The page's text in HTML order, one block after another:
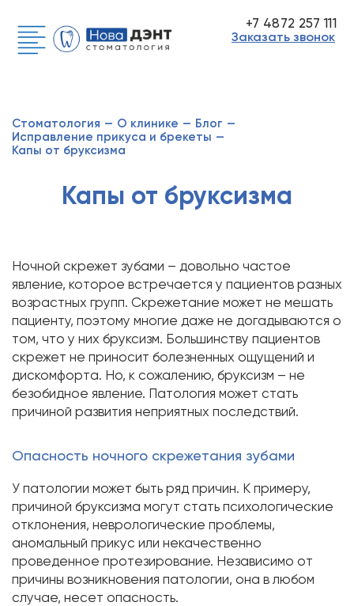
+7 4872 257 111
Заказать звонок
Стоматология — О клинике — Блог —
Исправление прикуса и брекеты —
Капы от бруксизма
Капы от бруксизма
Ночной скрежет зубами – довольно частое
явление, которое встречается у пациентов разных
возрастных групп. Скрежетание может не мешать
пациенту, поэтому многие даже не догадываются о
том, что у них бруксизм. Большинству пациентов
скрежет не приносит болезненных ощущений и
дискомфорта. Но, к сожалению, бруксизм – не
безобидное явление. Патология может стать
причиной развития неприятных последствий.
Опасность ночного скрежетания зубами
У патологии может быть ряд причин. К примеру,
причиной бруксизма могут стать психологические
отклонения, неврологические проблемы,
аномальный прикус или некачественно
проведенное протезирование. Независимо от
причины возникновения патологии, она в любом
случае, несет опасность.